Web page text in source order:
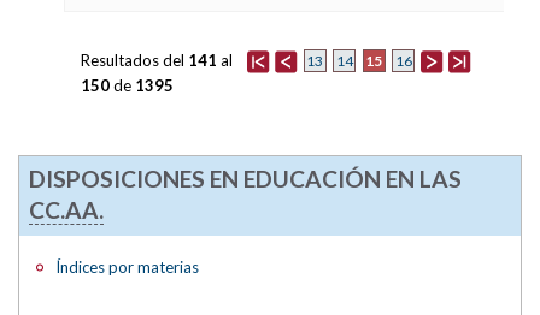
13 14 15 16
Resultados del 141 al
150de 1395
DISPOSICIONES EN EDUCACIÓN EN LAS
CC.AA.
Índices por materias